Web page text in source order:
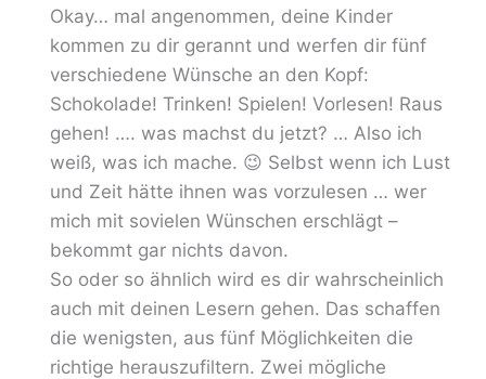
Okay… mal angenommen, deine Kinder
kommen zu dir gerannt und werfen dir fünf
verschiedene Wünsche an den Kopf:
Schokolade! Trinken! Spielen! Vorlesen! Raus
gehen! …. was machst du jetzt? … Also ich
weiß, was ich mache. 😉 Selbst wenn ich Lust
und Zeit hätte ihnen was vorzulesen … wer
mich mit sovielen Wünschen erschlägt –
bekommt gar nichts davon.
So oder so ähnlich wird es dir wahrscheinlich
auch mit deinen Lesern gehen. Das schaffen
die wenigsten, aus fünf Möglichkeiten die
richtige herauszufiltern. Zwei mögliche